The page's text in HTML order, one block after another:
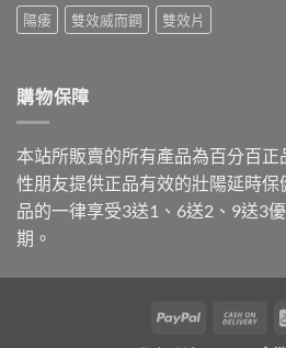
到
正
效
藥，
適
中
問
的
購
道
一
次
講
陽痿
雙效威而鋼 雙效片
購物保障
本站所販賣的所有產品為百分百
性朋友提供正品有效的壯陽延時
品的一律享受3送1、6送2、9送3
期。
PayPal